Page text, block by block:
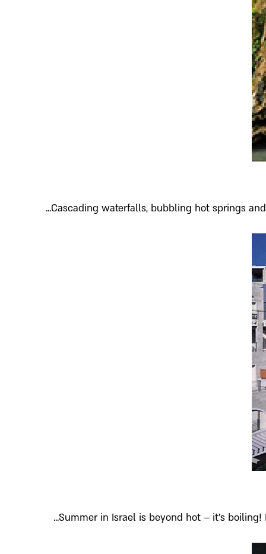
Cascading waterfalls, bubbling hot springs
Summer in Israel is beyond hot – it’s